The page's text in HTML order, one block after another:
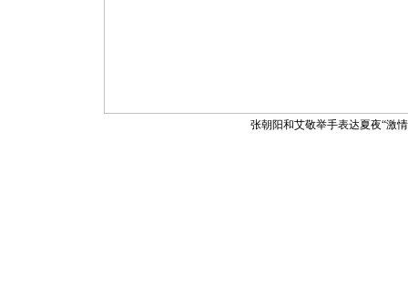
张朝阳和艾敬举手表达夏夜“激